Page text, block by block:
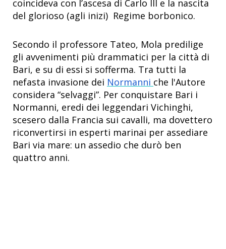
coincideva con l’ascesa di Carlo III e la nascita
del glorioso (agli inizi) Regime borbonico.
Secondo il professore Tateo, Mola predilige
gli avvenimenti più drammatici per la città di
Bari, e su di essi si sofferma. Tra tutti la
nefasta invasione dei Normanni che l'Autore
considera “selvaggi”. Per conquistare Bari i
Normanni, eredi dei leggendari Vichinghi,
scesero dalla Francia sui cavalli, ma dovettero
riconvertirsi in esperti marinai per assediare
Bari via mare: un assedio che durò ben
quattro anni.